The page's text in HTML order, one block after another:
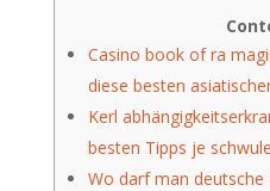
Casino book of ra
diese besten
Kerl
besten Tipps je
Wo darf man deutsche